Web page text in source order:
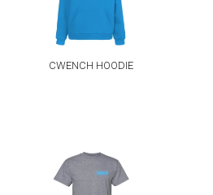
CWENCH HOODIE